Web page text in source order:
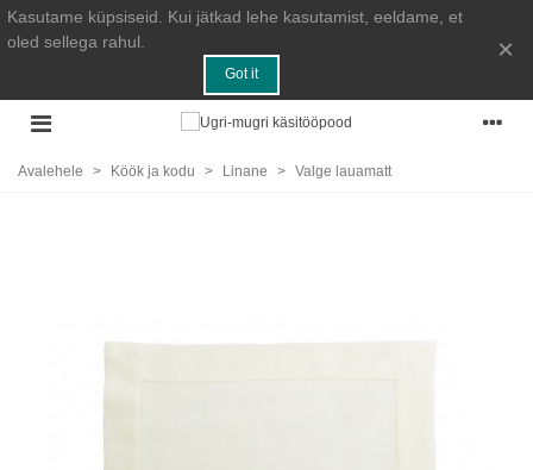
Kasutame küpsiseid. Kui jätkad lehe kasutamist, eeldame, et
oled sellega rahul.
Got it
×
Avalehele > Köök ja kodu > Linane > Valge lauamatt